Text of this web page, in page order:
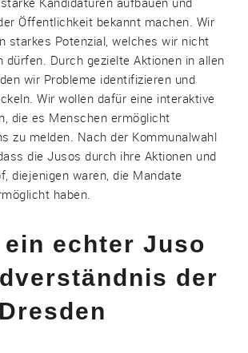
Öffentlichkeit bekannt machen. Wir
starkes Potenzial, welches wir nicht
dürfen. Durch gezielte Aktionen in allen
wir Probleme identifizieren und
Wir wollen dafür eine interaktive
die es Menschen ermöglicht
zu melden. Nach der Kommunalwahl
die Jusos durch ihre Aktionen und
diejenigen waren, die Mandate
haben.
ein echter Juso
der